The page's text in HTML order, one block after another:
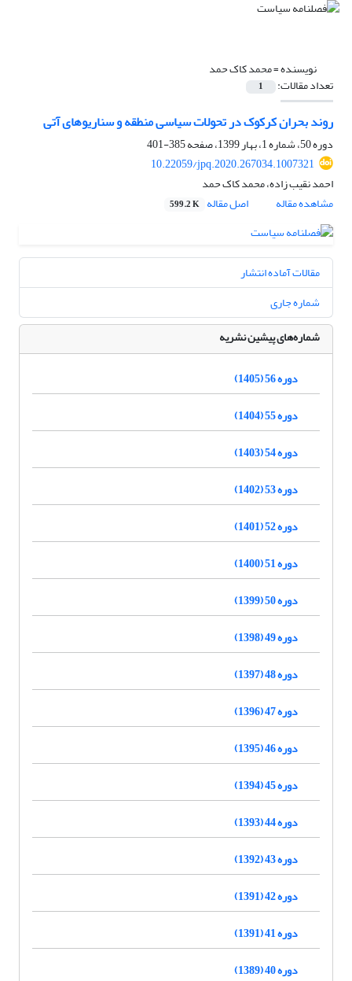
نویسنده =محمد کاک حمد
تعداد مقالات: 1
روند بحران کرکوک در تحولات سیاسی منطقه و سناریوهای آتی
دوره 50، شماره 1، بهار 1399، صفحه
385-401
10.22059/jpq.2020.267034.1007321
احمد نقیب زاده، محمد کاک حمد
مشاهده مقاله
اصل مقاله 599.2 K
مقالات آماده انتشار
شماره جاری
شماره‌های پیشین نشریه
دوره 56 (1405)
دوره 55 (1404)
دوره 54 (1403)
دوره 53 (1402)
دوره 52 (1401)
دوره 51 (1400)
دوره 50 (1399)
دوره 49 (1398)
دوره 48 (1397)
دوره 47 (1396)
دوره 46 (1395)
دوره 45 (1394)
دوره 44 (1393)
دوره 43 (1392)
دوره 42 (1391)
دوره 41 (1391)
دوره 40 (1389)